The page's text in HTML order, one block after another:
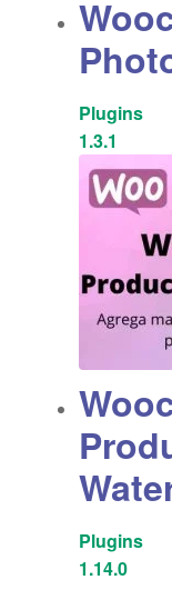
Plugins
1.3.1
Plugins
1.14.0